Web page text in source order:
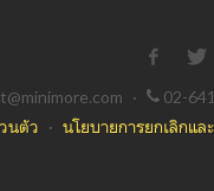
·
02-
นตัว · นโยบายการยกเลิกแล